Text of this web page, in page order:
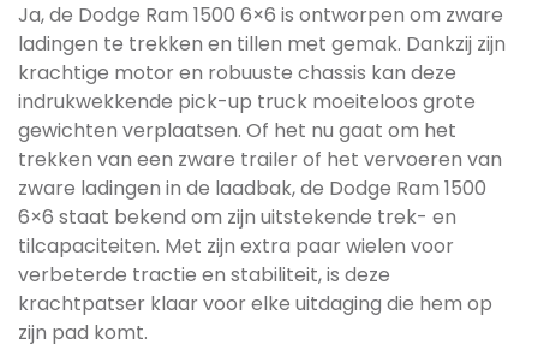
Ja, de Dodge Ram 1500 6×6 is ontworpen om zware
ladingen te trekken en tillen met gemak. Dankzij zijn
krachtige motor en robuuste chassis kan deze
indrukwekkende pick-up truck moeiteloos grote
gewichten verplaatsen. Of het nu gaat om het
trekken van een zware trailer of het vervoeren van
zware ladingen in de laadbak, de Dodge Ram 1500
6×6 staat bekend om zijn uitstekende trek- en
tilcapaciteiten. Met zijn extra paar wielen voor
verbeterde tractie en stabiliteit, is deze
krachtpatser klaar voor elke uitdaging die hem op
zijn pad komt.